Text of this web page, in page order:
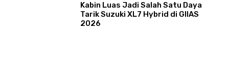
Kabin Luas Jadi Salah Satu Daya
Tarik Suzuki XL7 Hybrid di GIIAS
2026